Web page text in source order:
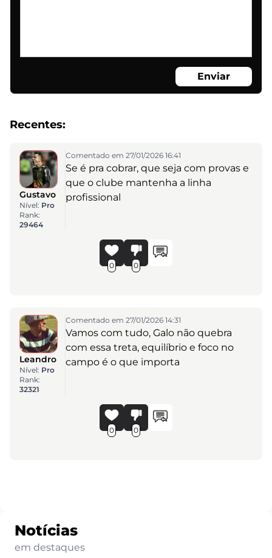
Enviar
Recentes:
Gustavo
Nível: Pro
Rank:
29464
Comentado em 27/01/2026 16:41
Se é pra cobrar, que seja com provas e
que o clube mantenha a linha
profissional
0 0
Leandro
Nível: Pro
Rank:
32321
Comentado em 27/01/2026 14:31
Vamos com tudo, Galo não quebra
com essa treta, equilíbrio e foco no
campo é o que importa
0 0
Notícias
em destaques